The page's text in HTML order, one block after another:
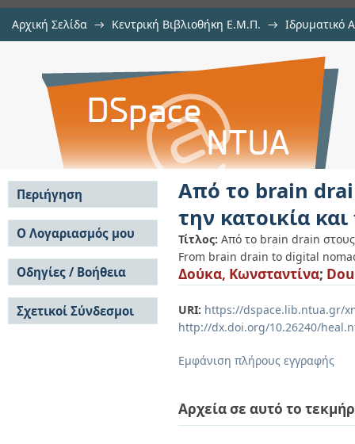
Αρχική Σελίδα → Κεντρική Βιβλιοθήκη Ε.Μ.Π. → Ιδρυματικό
Από το brain drain στους digital
την πόλη
Από το brain
την κατοικία
Τίτλος: Από το brain drain στους
From brain drain to digital
Δούκα, Κωνσταντίνα;
URI: https://dspace.lib.ntua.gr/
http://dx.doi.org/10.26240/
Εμφάνιση πλήρους εγγραφής
Αρχεία σε αυτό το
Περιήγηση
Σε όλο το DSpace
Κοινότητες & Συλλογές
Ανά Ημερομηνία
Έκδοσης
Συγγραφείς
Τίτλοι
Θέματα
Ο Λογαριασμός μου
Σύνδεση
Εγγραφή
Οδηγίες / Βοήθεια
Οδηγίες Υποβολής
Οδηγίες Χρήσης ΙΑ
Συχνές Ερωτήσεις
Σχετικοί Σύνδεσμοι